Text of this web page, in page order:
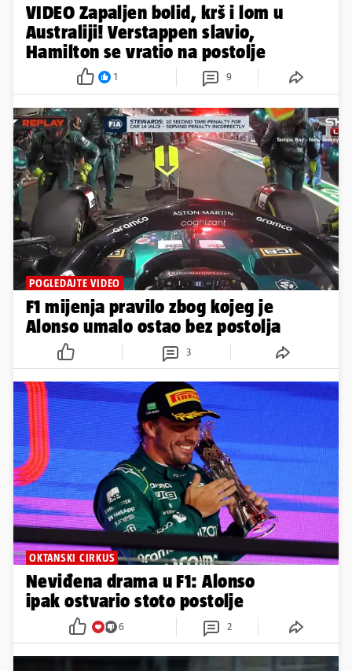
VIDEO Zapaljen bolid, krš i lom u
Australiji! Verstappen slavio,
Hamilton se vratio na postolje
1 9
POGLEDAJTE VIDEO
F1 mijenja pravilo zbog kojeg je
Alonso umalo ostao bez postolja
3
OKTANSKI CIRKUS
Neviđena drama u F1: Alonso
ipak ostvario stoto postolje
6 2